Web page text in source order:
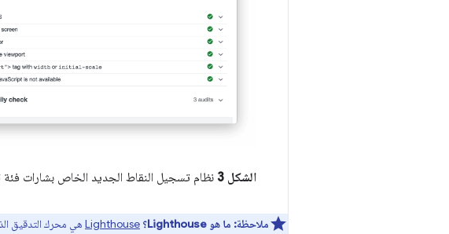
الشكل 3 نظام تسجيل النقاط الجديد الخاص بشارات فئة
ملاحظة: ما هو Lighthouse؟ Lighthouse هي محرك التدقيق